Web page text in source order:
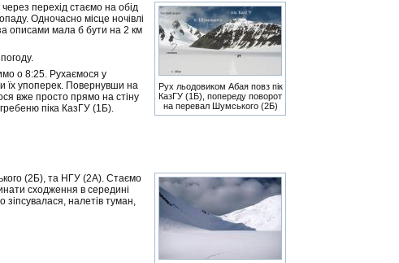
Рух льодовиком Абая повз пік
КазГУ (1Б), попереду поворот
на перевал Шумського (2Б)
перехід стаємо на обід
Одночасно місце ночівлі
описами мала б бути на 2 км
о 8:25. Рухаємося у
їх упоперек. Повернувши на
вже просто прямо на стіну
гребеню піка КазГУ (1Б).
(2Б), та НГУ (2А). Стаємо
сходження в середині
зіпсувалася, налетів туман,